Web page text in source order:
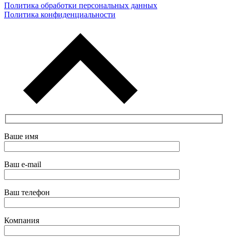
Политика обработки персональных данных
Политика конфиденциальности
Ваше имя
Ваш e-mail
Ваш телефон
Компания